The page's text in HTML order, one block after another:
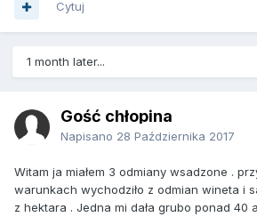
Cytuj
1 month later...
Gość chłopina
Napisano 28 Października 2017
Witam ja miałem 3 odmiany wsadzone .
warunkach wychodziło z odmian wineta i
z hektara . Jedna mi dała grubo ponad 40